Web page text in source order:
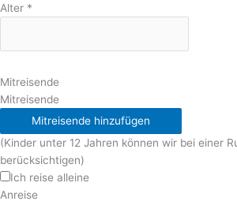
Alter *
Mitreisende
Mitreisende
Mitreisende hinzufügen
(Kinder unter 12 Jahren können wir bei einer
berücksichtigen)
Ich reise alleine
Anreise